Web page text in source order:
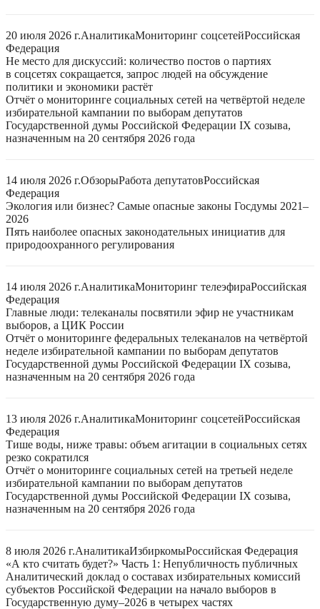
20 июля 2026 г.АналитикаМониторинг соцсетейРоссийская
Федерация
Не место для дискуссий: количество постов о партиях
в соцсетях сокращается, запрос людей на обсуждение
политики и экономики растёт
Отчёт о мониторинге социальных сетей на четвёртой неделе
избирательной кампании по выборам депутатов
Государственной думы Российской Федерации IX созыва,
назначенным на 20 сентября 2026 года
14 июля 2026 г.ОбзорыРабота депутатовРоссийская
Федерация
Экология или бизнес? Самые опасные законы Госдумы 2021–
2026
Пять наиболее опасных законодательных инициатив для
природоохранного регулирования
14 июля 2026 г.АналитикаМониторинг телеэфираРоссийская
Федерация
Главные люди: телеканалы посвятили эфир не участникам
выборов, а ЦИК России
Отчёт о мониторинге федеральных телеканалов на четвёртой
неделе избирательной кампании по выборам депутатов
Государственной думы Российской Федерации IX созыва,
назначенным на 20 сентября 2026 года
13 июля 2026 г.АналитикаМониторинг соцсетейРоссийская
Федерация
Тише воды, ниже травы: объем агитации в социальных сетях
резко сократился
Отчёт о мониторинге социальных сетей на третьей неделе
избирательной кампании по выборам депутатов
Государственной думы Российской Федерации IX созыва,
назначенным на 20 сентября 2026 года
8 июля 2026 г.АналитикаИзбиркомыРоссийская Федерация
«А кто считать будет?» Часть 1: Непубличность публичных
Аналитический доклад о составах избирательных комиссий
субъектов Российской Федерации на начало выборов в
Государственную думу–2026 в четырех частях